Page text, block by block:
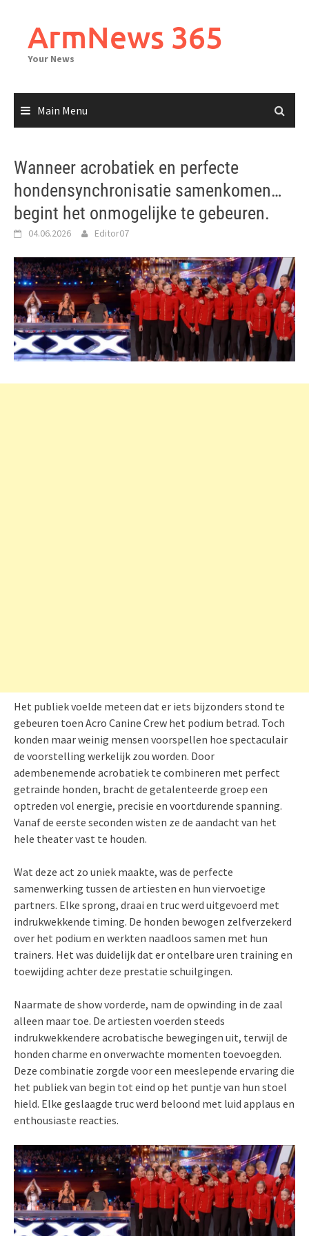
contentArmNews 365
Your News
Main Menu
Wanneer acrobatiek en perfecte
hondensynchronisatie samenkomen…
begint het onmogelijke te gebeuren.
04.06.2026 Editor07
Het publiek voelde meteen dat er iets bijzonders stond te
gebeuren toen Acro Canine Crew het podium betrad. Toch
konden maar weinig mensen voorspellen hoe spectaculair
de voorstelling werkelijk zou worden. Door
adembenemende acrobatiek te combineren met perfect
getrainde honden, bracht de getalenteerde groep een
optreden vol energie, precisie en voortdurende spanning.
Vanaf de eerste seconden wisten ze de aandacht van het
hele theater vast te houden.
Wat deze act zo uniek maakte, was de perfecte
samenwerking tussen de artiesten en hun viervoetige
partners. Elke sprong, draai en truc werd uitgevoerd met
indrukwekkende timing. De honden bewogen zelfverzekerd
over het podium en werkten naadloos samen met hun
trainers. Het was duidelijk dat er ontelbare uren training en
toewijding achter deze prestatie schuilgingen.
Naarmate de show vorderde, nam de opwinding in de zaal
alleen maar toe. De artiesten voerden steeds
indrukwekkendere acrobatische bewegingen uit, terwijl de
honden charme en onverwachte momenten toevoegden.
Deze combinatie zorgde voor een meeslepende ervaring die
het publiek van begin tot eind op het puntje van hun stoel
hield. Elke geslaagde truc werd beloond met luid applaus en
enthousiaste reacties.